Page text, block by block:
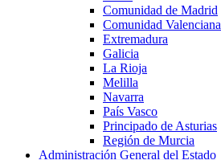
Comunidad de Madrid
Comunidad Valenciana
Extremadura
Galicia
La Rioja
Melilla
Navarra
País Vasco
Principado de Asturias
Región de Murcia
Administración General del Estado